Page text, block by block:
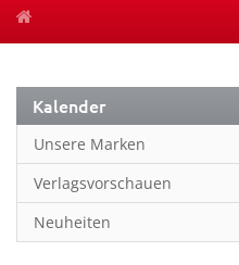
Kalender
Unsere Marken
Verlagsvorschauen
Neuheiten